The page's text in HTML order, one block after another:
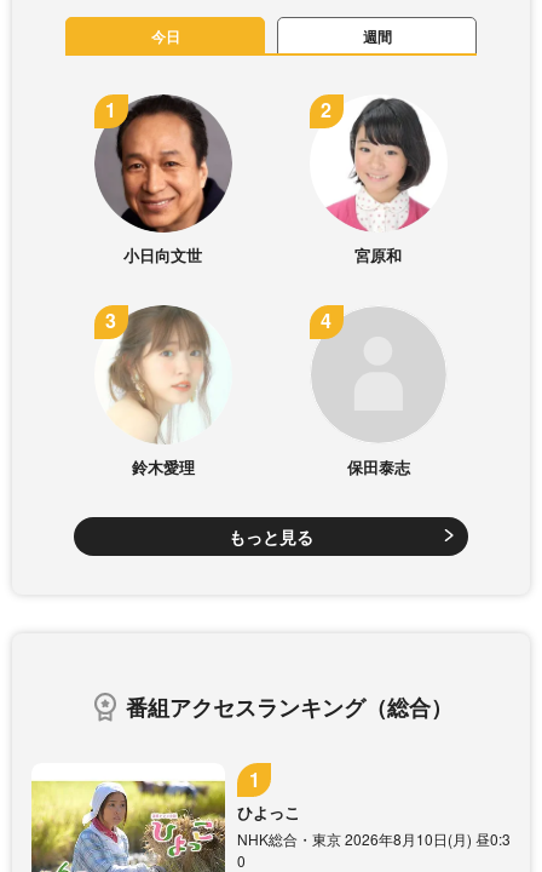
今日 週間
小日向文世 宮原和
鈴木愛理 保田泰志
もっと見る
番組アクセスランキング（総合）
ひよっこ
NHK総合・東京 2026年8月10日(月) 昼0:3
0